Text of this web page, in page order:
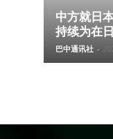
中方就日
持续为在
巴中通讯社 -